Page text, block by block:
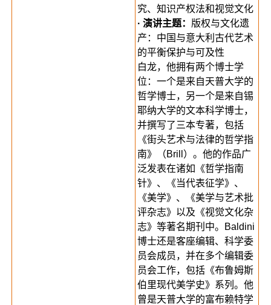
究、知识产权法和视觉文化
· 演讲主题： 版权与文化遗
产：中国与意大利古代艺术
的平衡保护与可及性
白龙，他拥有两个博士学
位：一个是来自天普大学的
哲学博士，另一个是来自锡
耶纳大学的文本科学博士，
并撰写了三本专著，包括
《街头艺术与法律的哲学指
南》（Brill）。他的作品广
泛发表在诸如《哲学指南
针》、《当代表征学》、
《美学》、《美学与艺术批
评杂志》以及《视觉文化杂
志》等著名期刊中。Baldini
博士还是客座编辑、科学委
员会成员，并在多个编辑委
员会工作，包括《布鲁姆斯
伯里现代美学史》系列。他
曾是天普大学的富布赖特学